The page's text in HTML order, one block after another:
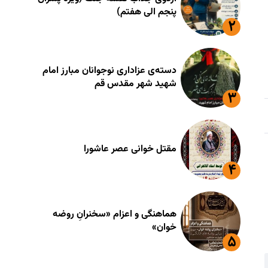
پنجم الی هفتم)
دسته‌ی عزاداری نوجوانان مبارز امام
شهید شهر مقدس قم
مقتل خوانی عصر عاشورا
هماهنگی و اعزام «سخنرانِ روضه
خوان»